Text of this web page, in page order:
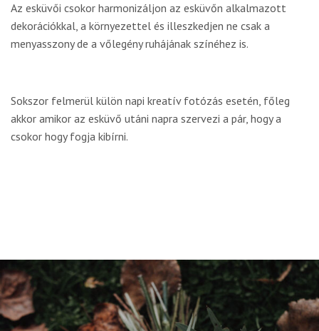
Az esküvői csokor harmonizáljon az esküvőn alkalmazott
dekorációkkal, a környezettel és illeszkedjen ne csak a
menyasszony de a vőlegény ruhájának színéhez is.
Sokszor felmerül külön napi kreatív fotózás esetén, főleg
akkor amikor az esküvő utáni napra szervezi a pár, hogy a
csokor hogy fogja kibírni.